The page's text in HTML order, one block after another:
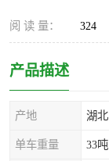
阅 读 量： 324
产品描述
产地 湖北
单车重量 33吨